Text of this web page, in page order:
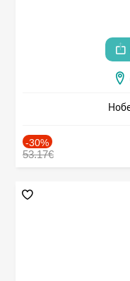
-30%
53.17€